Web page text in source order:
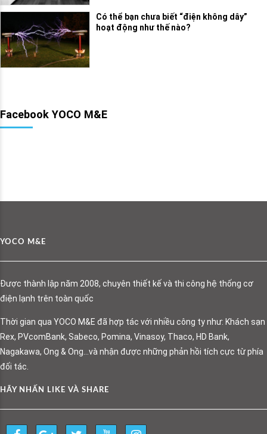
Có thể bạn chưa biết “điện không dây”
hoạt động như thế nào?
Facebook YOCO M&E
YOCO M&E
Được thành lập năm 2008, chuyên thiết kế và thi công hệ thống cơ
điện lạnh trên toàn quốc
Thời gian qua YOCO M&E đã hợp tác với nhiều công ty như: Khách sạn
Rex, PVcomBank, Sabeco, Pomina, Vinasoy, Thaco, HD Bank,
Nagakawa, Ong & Ong…và nhận được những phản hồi tích cực từ phía
đối tác.
HÃY NHẤN LIKE VÀ SHARE